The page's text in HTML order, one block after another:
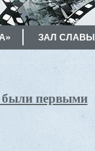
ЗАЛ СЛАВЫ
первыми